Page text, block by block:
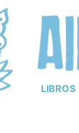
LIBROS